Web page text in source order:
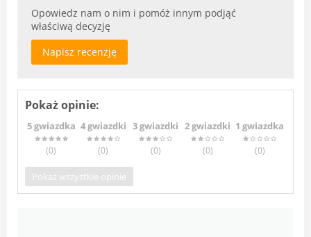
Opowiedz nam o nim i pomóż innym podjąć
właściwą decyzję
Napisz recenzję
Pokaż opinie:
5 gwiazdka
(0)
4 gwiazdki
(0)
3 gwiazdki
(0)
2 gwiazdki
(0)
1 gwiazdka
(0)
Pokaż wszystkie opinie